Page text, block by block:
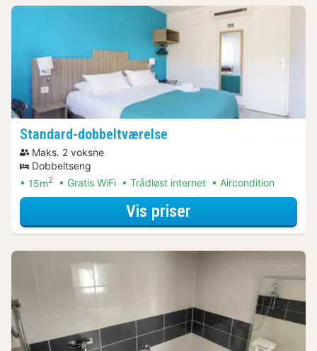
Standard-dobbeltværelse
Maks. 2 voksne
Dobbeltseng
15m2 Gratis WiFi Trådløst internet Aircondition
Vis priser